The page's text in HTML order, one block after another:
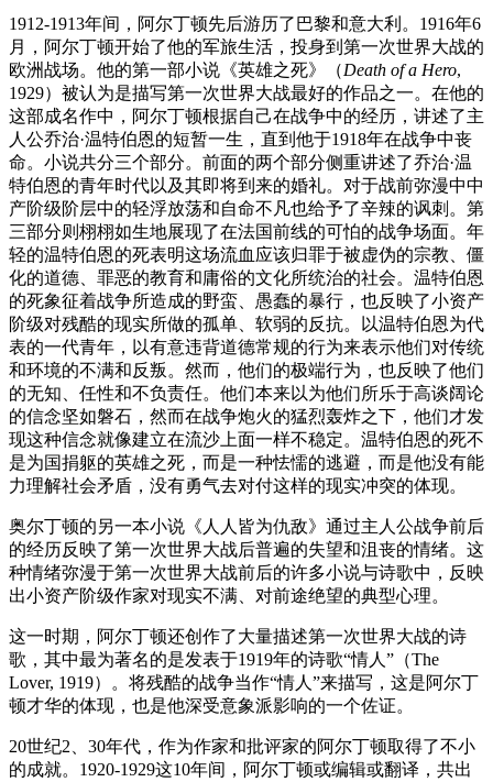
1912-1913年间，阿尔丁顿先后游历了巴黎和意大利。1916年6
月，阿尔丁顿开始了他的军旅生活，投身到第一次世界大战的
欧洲战场。他的第一部小说《英雄之死》（Death of a Hero,
1929）被认为是描写第一次世界大战最好的作品之一。在他的
这部成名作中，阿尔丁顿根据自己在战争中的经历，讲述了主
人公乔治·温特伯恩的短暂一生，直到他于1918年在战争中丧
命。小说共分三个部分。前面的两个部分侧重讲述了乔治·温
特伯恩的青年时代以及其即将到来的婚礼。对于战前弥漫中中
产阶级阶层中的轻浮放荡和自命不凡也给予了辛辣的讽刺。第
三部分则栩栩如生地展现了在法国前线的可怕的战争场面。年
轻的温特伯恩的死表明这场流血应该归罪于被虚伪的宗教、僵
化的道德、罪恶的教育和庸俗的文化所统治的社会。温特伯恩
的死象征着战争所造成的野蛮、愚蠢的暴行，也反映了小资产
阶级对残酷的现实所做的孤单、软弱的反抗。以温特伯恩为代
表的一代青年，以有意违背道德常规的行为来表示他们对传统
和环境的不满和反叛。然而，他们的极端行为，也反映了他们
的无知、任性和不负责任。他们本来以为他们所乐于高谈阔论
的信念坚如磐石，然而在战争炮火的猛烈轰炸之下，他们才发
现这种信念就像建立在流沙上面一样不稳定。温特伯恩的死不
是为国捐躯的英雄之死，而是一种怯懦的逃避，而是他没有能
力理解社会矛盾，没有勇气去对付这样的现实冲突的体现。
奥尔丁顿的另一本小说《人人皆为仇敌》通过主人公战争前后
的经历反映了第一次世界大战后普遍的失望和沮丧的情绪。这
种情绪弥漫于第一次世界大战前后的许多小说与诗歌中，反映
出小资产阶级作家对现实不满、对前途绝望的典型心理。
这一时期，阿尔丁顿还创作了大量描述第一次世界大战的诗
歌，其中最为著名的是发表于1919年的诗歌“情人”（The
Lover, 1919）。将残酷的战争当作“情人”来描写，这是阿尔丁
顿才华的体现，也是他深受意象派影响的一个佐证。
20世纪2、30年代，作为作家和批评家的阿尔丁顿取得了不小
的成就。1920-1929这10年间，阿尔丁顿或编辑或翻译，共出